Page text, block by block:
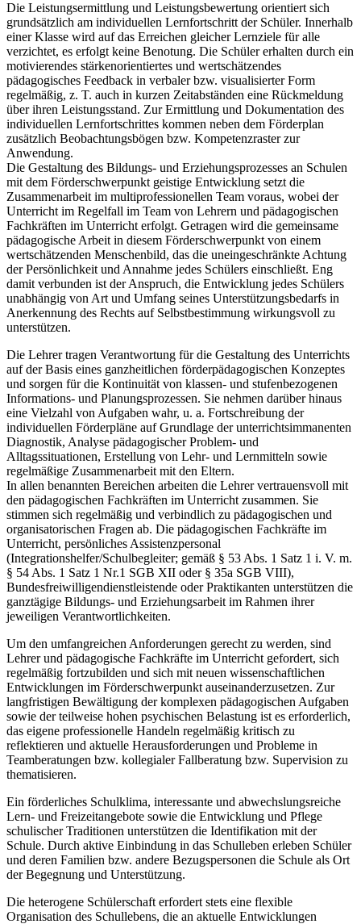
Die Leistungsermittlung und Leistungsbewertung orientiert sich
grundsätzlich am individuellen Lernfortschritt der Schüler. Innerhalb
einer Klasse wird auf das Erreichen gleicher Lernziele für alle
verzichtet, es erfolgt keine Benotung. Die Schüler erhalten durch ein
motivierendes stärkenorientiertes und wertschätzendes
pädagogisches Feedback in verbaler bzw. visualisierter Form
regelmäßig, z. T. auch in kurzen Zeitabständen eine Rückmeldung
über ihren Leistungsstand. Zur Ermittlung und Dokumentation des
individuellen Lernfortschrittes kommen neben dem Förderplan
zusätzlich Beobachtungsbögen bzw. Kompetenzraster zur
Anwendung.
Die Gestaltung des Bildungs- und Erziehungsprozesses an Schulen
mit dem Förderschwerpunkt geistige Entwicklung setzt die
Zusammenarbeit im multiprofessionellen Team voraus, wobei der
Unterricht im Regelfall im Team von Lehrern und pädagogischen
Fachkräften im Unterricht erfolgt. Getragen wird die gemeinsame
pädagogische Arbeit in diesem Förderschwerpunkt von einem
wertschätzenden Menschenbild, das die uneingeschränkte Achtung
der Persönlichkeit und Annahme jedes Schülers einschließt. Eng
damit verbunden ist der Anspruch, die Entwicklung jedes Schülers
unabhängig von Art und Umfang seines Unterstützungsbedarfs in
Anerkennung des Rechts auf Selbstbestimmung wirkungsvoll zu
unterstützen.
Die Lehrer tragen Verantwortung für die Gestaltung des Unterrichts
auf der Basis eines ganzheitlichen förderpädagogischen Konzeptes
und sorgen für die Kontinuität von klassen- und stufenbezogenen
Informations- und Planungsprozessen. Sie nehmen darüber hinaus
eine Vielzahl von Aufgaben wahr, u. a. Fortschreibung der
individuellen Förderpläne auf Grundlage der unterrichtsimmanenten
Diagnostik, Analyse pädagogischer Problem- und
Alltagssituationen, Erstellung von Lehr- und Lernmitteln sowie
regelmäßige Zusammenarbeit mit den Eltern.
In allen benannten Bereichen arbeiten die Lehrer vertrauensvoll mit
den pädagogischen Fachkräften im Unterricht zusammen. Sie
stimmen sich regelmäßig und verbindlich zu pädagogischen und
organisatorischen Fragen ab. Die pädagogischen Fachkräfte im
Unterricht, persönliches Assistenzpersonal
(Integrationshelfer/Schulbegleiter; gemäß § 53 Abs. 1 Satz 1 i. V. m.
§ 54 Abs. 1 Satz 1 Nr.1 SGB XII oder § 35a SGB VIII),
Bundesfreiwilligendienstleistende oder Praktikanten unterstützen die
ganztägige Bildungs- und Erziehungsarbeit im Rahmen ihrer
jeweiligen Verantwortlichkeiten.
Um den umfangreichen Anforderungen gerecht zu werden, sind
Lehrer und pädagogische Fachkräfte im Unterricht gefordert, sich
regelmäßig fortzubilden und sich mit neuen wissenschaftlichen
Entwicklungen im Förderschwerpunkt auseinanderzusetzen. Zur
langfristigen Bewältigung der komplexen pädagogischen Aufgaben
sowie der teilweise hohen psychischen Belastung ist es erforderlich,
das eigene professionelle Handeln regelmäßig kritisch zu
reflektieren und aktuelle Herausforderungen und Probleme in
Teamberatungen bzw. kollegialer Fallberatung bzw. Supervision zu
thematisieren.
Ein förderliches Schulklima, interessante und abwechslungsreiche
Lern- und Freizeitangebote sowie die Entwicklung und Pflege
schulischer Traditionen unterstützen die Identifikation mit der
Schule. Durch aktive Einbindung in das Schulleben erleben Schüler
und deren Familien bzw. andere Bezugspersonen die Schule als Ort
der Begegnung und Unterstützung.
Die heterogene Schülerschaft erfordert stets eine flexible
Organisation des Schullebens, die an aktuelle Entwicklungen